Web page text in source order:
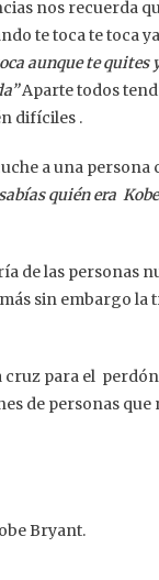
nos recuerda
te toca te toca
aunque te quites
Aparte todos
difíciles .
a una persona
quién era
de las personas
sin embargo la
cruz para el
de personas que
Bryant.